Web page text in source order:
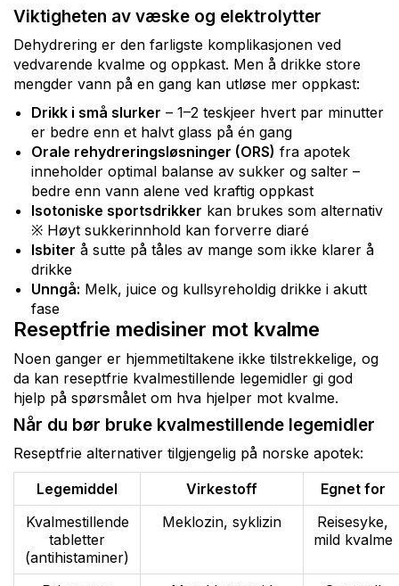
Viktigheten av væske og elektrolytter
Dehydrering er den farligste komplikasjonen ved
vedvarende kvalme og oppkast. Men å drikke store
mengder vann på en gang kan utløse mer oppkast:
Drikk i små slurker – 1–2 teskjeer hvert par minutter
er bedre enn et halvt glass på én gang
Orale rehydreringsløsninger (ORS) fra apotek
inneholder optimal balanse av sukker og salter –
bedre enn vann alene ved kraftig oppkast
Isotoniske sportsdrikker kan brukes som alternativ
※ Høyt sukkerinnhold kan forverre diaré
Isbiter å sutte på tåles av mange som ikke klarer å
drikke
Unngå: Melk, juice og kullsyreholdig drikke i akutt
fase
Reseptfrie medisiner mot kvalme
Noen ganger er hjemmetiltakene ikke tilstrekkelige, og
da kan reseptfrie kvalmestillende legemidler gi god
hjelp på spørsmålet om hva hjelper mot kvalme.
Når du bør bruke kvalmestillende legemidler
Reseptfrie alternativer tilgjengelig på norske apotek:
Legemiddel
Virkestoff
Egnet for
Kvalmestillende
tabletter
(antihistaminer)
Meklozin, syklizin
Reisesyke,
mild kvalme